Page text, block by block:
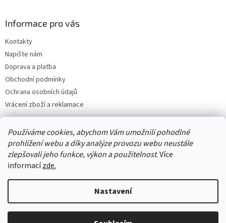
Používáme cookies, abychom Vám umožnili pohodlné
prohlížení webu a díky analýze provozu webu neustále
zlepšovali jeho funkce, výkon a použitelnost. Více
informacízde.
Nastavení
Informace pro vás
Kontakty
Napište nám
Doprava a platba
Obchodní podmínky
Ochrana osobních údajů
Vrácení zboží a reklamace
Vytvořil Shoptet